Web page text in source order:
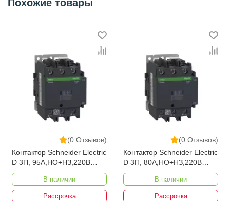
Похожие товары
(0 Отзывов)
Контактор Schneider Electric
D 3П, 95А,НО+НЗ,220B
LC1D95M7
В наличии
Рассрочка
(0 Отзывов)
Контактор Schneider Electric
D 3П, 80А,НО+НЗ,220B
LC1D80M7
В наличии
Рассрочка